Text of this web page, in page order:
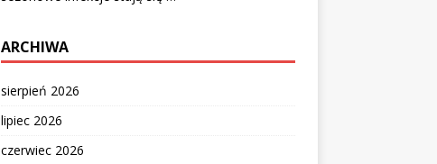
ARCHIWA
sierpień 2026
lipiec 2026
czerwiec 2026